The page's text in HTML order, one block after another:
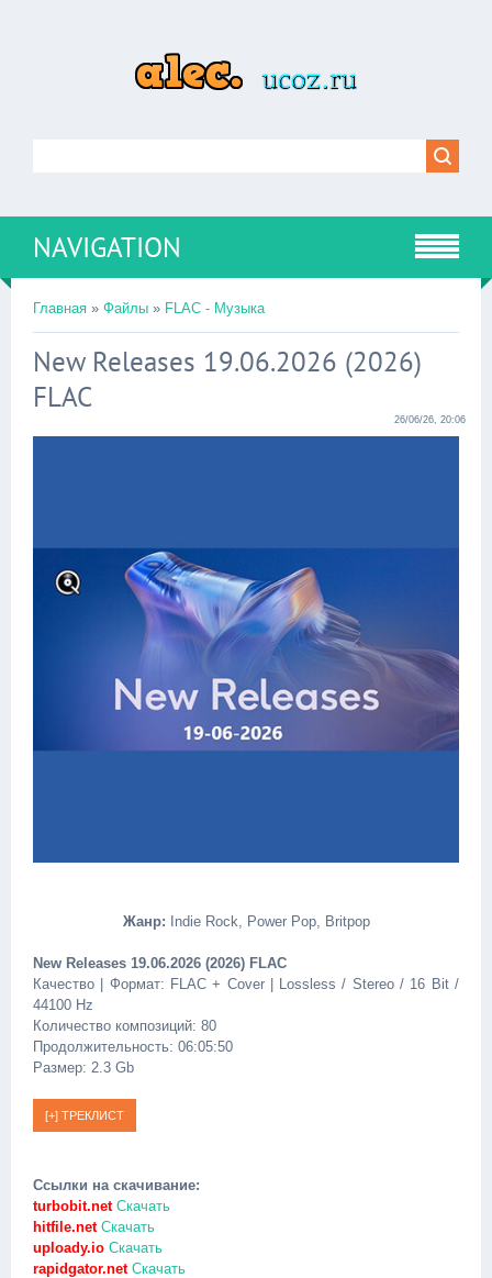
NAVIGATION
Главная » Файлы » FLAC - Музыка
New Releases 19.06.2026 (2026)
FLAC
26/06/26, 20:06
Жанр: Indie Rock, Power Pop, Britpop
New Releases 19.06.2026 (2026) FLAC
Качество | Формат: FLAC + Cover | Lossless / Stereo / 16 Bit /
44100 Hz
Количество композиций: 80
Продолжительность: 06:05:50
Размер: 2.3 Gb
Ссылки на скачивание:
turbobit.netСкачать
hitfile.netСкачать
uploady.io Скачать
rapidgator.netСкачать